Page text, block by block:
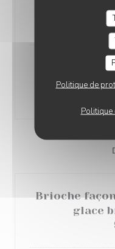
Politique de
Politique
Pavé de
poivre,
Brioche
glace